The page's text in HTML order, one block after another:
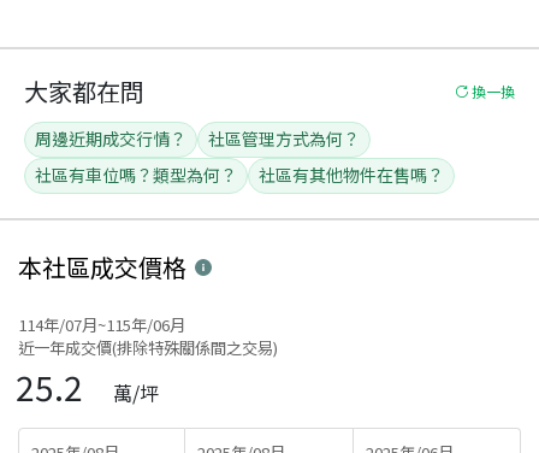
大家都在問 換一換
周邊近期成交行情？
社區管理方式為何？
社區有車位嗎？類型為何？
社區有其他物件在售嗎？
本社區成交價格
114年/07月~115年/06月
近一年成交價(排除特殊關係間之交易)
25.2 萬/坪